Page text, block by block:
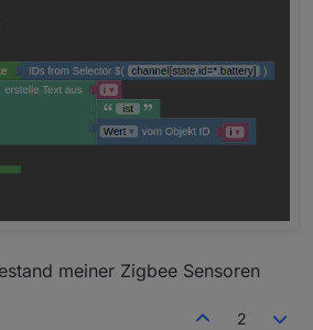
meiner Zigbee Sensoren
2